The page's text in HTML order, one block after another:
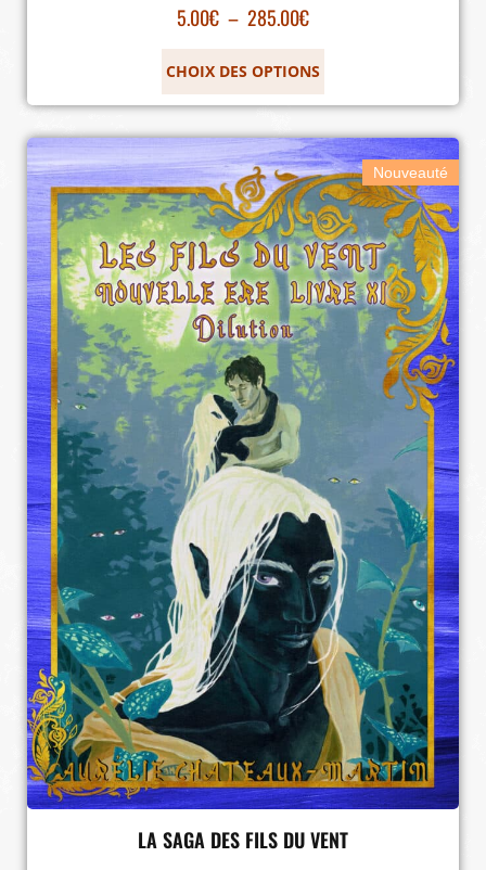
5.00€ – 285.00€
CHOIX DES OPTIONS
Nouveauté
LA SAGA DES FILS DU VENT